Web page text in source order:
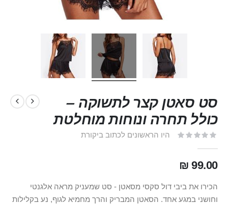
סט סאטן קצר לתשוקה –
כולל תחרה ונוחות מוחלטת
היו הראשונים לכתוב ביקורת
99.00 ₪
הכירו את ביבי דול סקסי מסאטן - סט שמעניק מראה אלגנטי
וחושני במגע אחד. הסאטן המבריק והרך מחמיא לגוף, נע בקלילות